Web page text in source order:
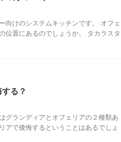
向けのシステムキッチンです。 オフェ
位置にあるのでしょうか。 タカラスタ
る？
グランディアとオフェリアの２種類あ
アで後悔するということはあるでしょ